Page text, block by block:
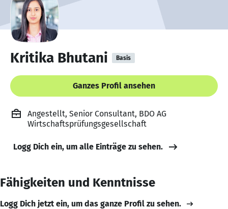
Kritika Bhutani Basis
Ganzes Profil ansehen
Angestellt, Senior Consultant, BDO AG
Wirtschaftsprüfungsgesellschaft
Logg Dich ein, um alle Einträge zu sehen.
Fähigkeiten und Kenntnisse
Logg Dich jetzt ein, um das ganze Profil zu sehen.